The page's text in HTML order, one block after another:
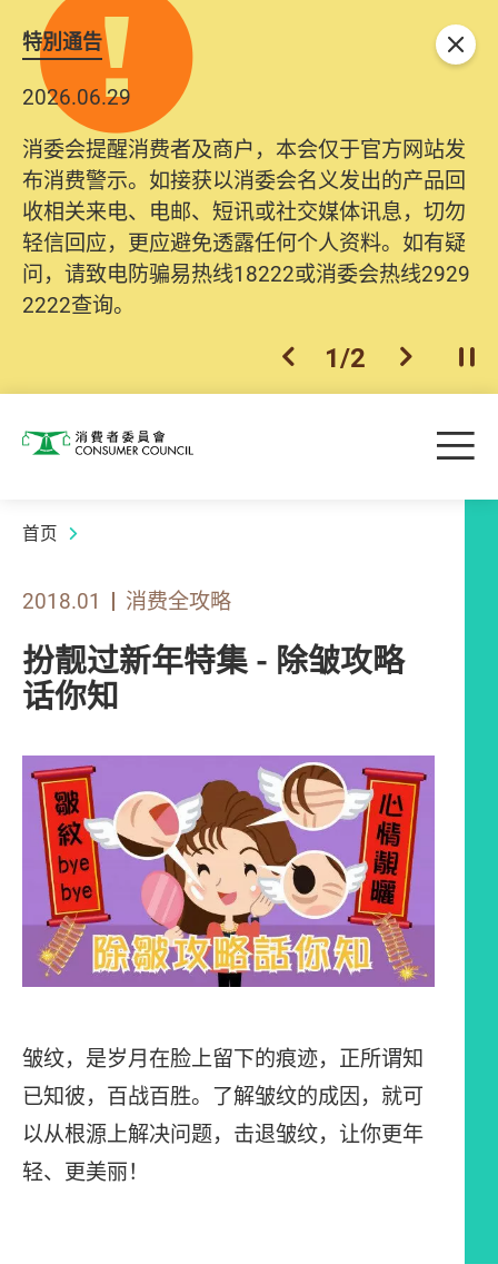
特別通告
2026.06.29
消委会提醒消费者及商户，本会仅于官方网站发
布消费警示。如接获以消委会名义发出的产品回
收相关来电、电邮、短讯或社交媒体讯息，切勿
轻信回应，更应避免透露任何个人资料。如有疑
问，请致电防骗易热线18222或消委会热线2929
2222查询。
上一个
1/2 下一个开
关闭
消费者委员会 目
首页
2018.01 消费全攻略
扮靓过新年特集 - 除皱攻略
话你知
皱纹，是岁月在脸上留下的痕迹，正所谓知
已知彼，百战百胜。了解皱纹的成因，就可
以从根源上解决问题，击退皱纹，让你更年
轻、更美丽！